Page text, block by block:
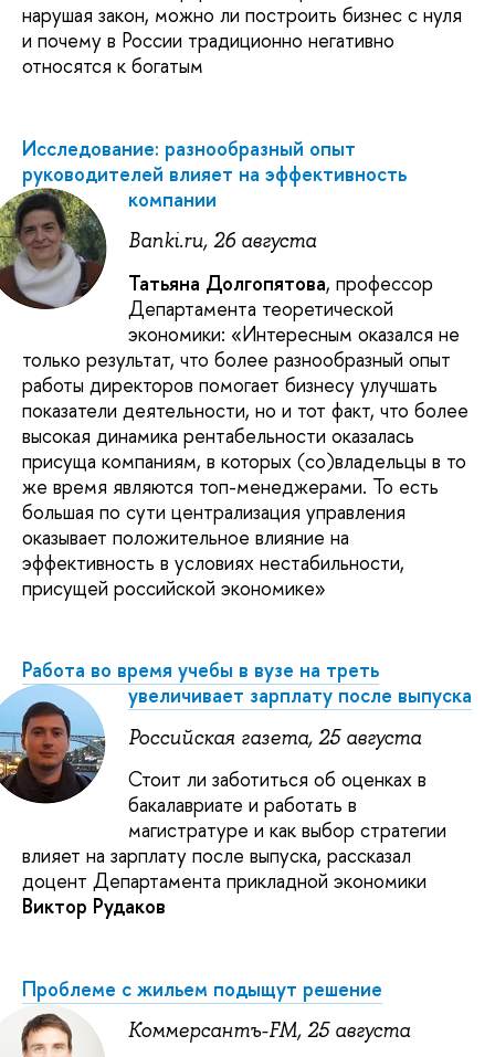
нарушая закон, можно ли построить бизнес с нуля
и почему в России традиционно негативно
относятся к богатым
Исследование: разнообразный опыт
руководителей влияет на эффективность
компании
Banki.ru, 26 августа
Татьяна Долгопятова, профессор
Департамента теоретической
экономики: «Интересным оказался не
только результат, что более разнообразный опыт
работы директоров помогает бизнесу улучшать
показатели деятельности, но и тот факт, что более
высокая динамика рентабельности оказалась
присуща компаниям, в которых (со)владельцы в то
же время являются топ-менеджерами. То есть
большая по сути централизация управления
оказывает положительное влияние на
эффективность в условиях нестабильности,
присущей российской экономике»
Работа во время учебы в вузе на треть
увеличивает зарплату после выпуска
Российская газета, 25 августа
Стоит ли заботиться об оценках в
бакалавриате и работать в
магистратуре и как выбор стратегии
влияет на зарплату после выпуска, рассказал
доцент Департамента прикладной экономики
Виктор Рудаков
Проблеме с жильем подыщут решение
Коммерсантъ-FM, 25 августа